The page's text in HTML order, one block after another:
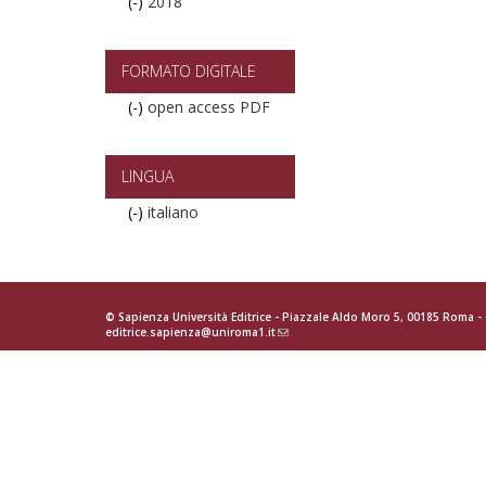
filter
FORMATO DIGITALE
(-) Remove
access
PDF
filter
open access PDF
LINGUA
(-) Remove
italiano
© Sapienza Università Editrice - Piazzale Aldo Moro 5, 00185 Roma -
editrice.sapienza@uniroma1.it(link
sends